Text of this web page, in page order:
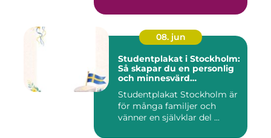
08. jun
Studentplakat i Stockholm:
Så skapar du en personlig
och minnesvärd
Studentplakat Stockholm är
för många familjer och
vänner en självklar del ...